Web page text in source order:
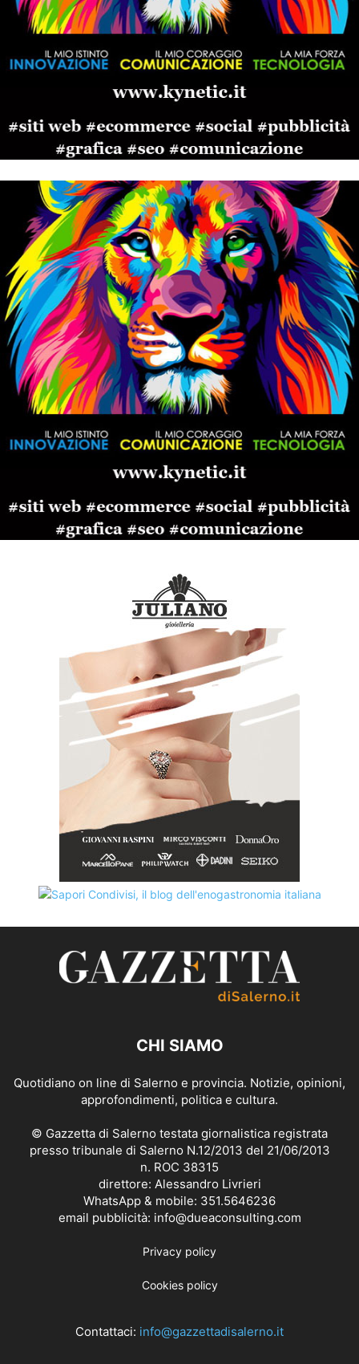
CHI SIAMO
Quotidiano on line di Salerno e provincia. Notizie, opinioni,
approfondimenti, politica e cultura.
© Gazzetta di Salerno testata giornalistica registrata
presso tribunale di Salerno N.12/2013 del 21/06/2013
n. ROC 38315
direttore: Alessandro Livrieri
WhatsApp & mobile: 351.5646236
email pubblicità: info@dueaconsulting.com
Privacy policy
Cookies policy
Contattaci: info@gazzettadisalerno.it